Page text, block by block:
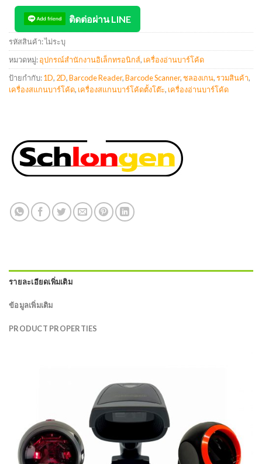
ติดต่อผ่าน LINE
รหัสสินค้า:ไม่ระบุ
หมวดหมู่:อุปกรณ์สำนักงานอิเล็กทรอนิกส์, เครื่องอ่านบาร์โค้ด
ป้ายกำกับ:1D, 2D,Barcode Reader,Barcode Scanner,ชลองเกน,รวมสินค้า,
เครื่องสแกนบาร์โค้ด, เครื่องสแกนบาร์โค้ดตั้งโต๊ะ, เครื่องอ่านบาร์โค้ด
รายละเอียดเพิ่มเติม
ข้อมูลเพิ่มเติม
PRODUCT PROPERTIES